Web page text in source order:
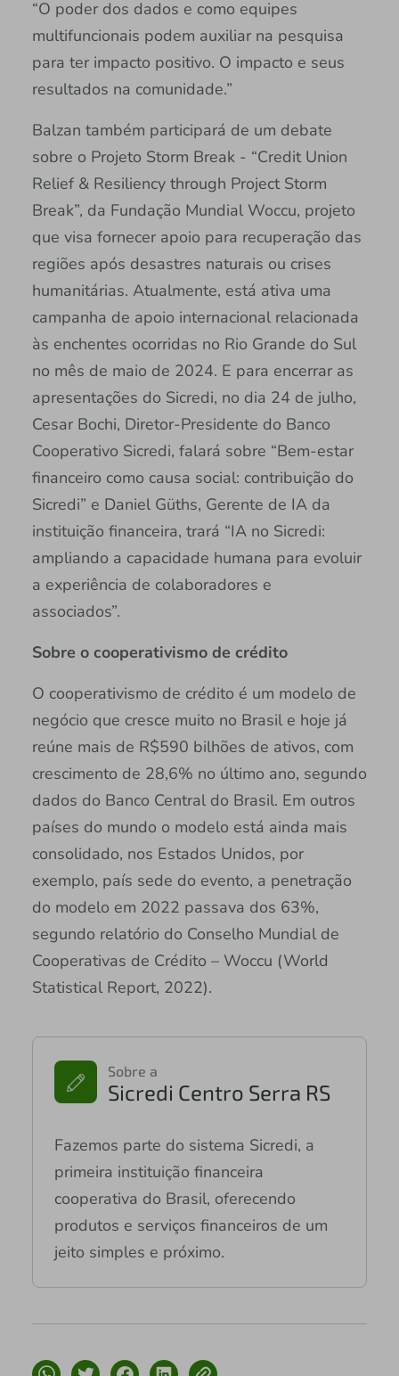
“O poder dos dados e como equipes
multifuncionais podem auxiliar na pesquisa
para ter impacto positivo. O impacto e seus
resultados na comunidade.”
Balzan também participará de um debate
sobre o Projeto Storm Break - “Credit Union
Relief & Resiliency through Project Storm
Break”, da Fundação Mundial Woccu, projeto
que visa fornecer apoio para recuperação das
regiões após desastres naturais ou crises
humanitárias. Atualmente, está ativa uma
campanha de apoio internacional relacionada
às enchentes ocorridas no Rio Grande do Sul
no mês de maio de 2024. E para encerrar as
apresentações do Sicredi, no dia 24 de julho,
Cesar Bochi, Diretor-Presidente do Banco
Cooperativo Sicredi, falará sobre “Bem-estar
financeiro como causa social: contribuição do
Sicredi” e Daniel Güths, Gerente de IA da
instituição financeira, trará “IA no Sicredi:
ampliando a capacidade humana para evoluir
a experiência de colaboradores e
associados”.
Sobre o cooperativismo de crédito
O cooperativismo de crédito é um modelo de
negócio que cresce muito no Brasil e hoje já
reúne mais de R$590 bilhões de ativos, com
crescimento de 28,6% no último ano, segundo
dados do Banco Central do Brasil. Em outros
países do mundo o modelo está ainda mais
consolidado, nos Estados Unidos, por
exemplo, país sede do evento, a penetração
do modelo em 2022 passava dos 63%,
segundo relatório do Conselho Mundial de
Cooperativas de Crédito – Woccu (World
Statistical Report, 2022).
Sobre a
Sicredi Centro Serra RS
Fazemos parte do sistema Sicredi, a
primeira instituição financeira
cooperativa do Brasil, oferecendo
produtos e serviços financeiros de um
jeito simples e próximo.